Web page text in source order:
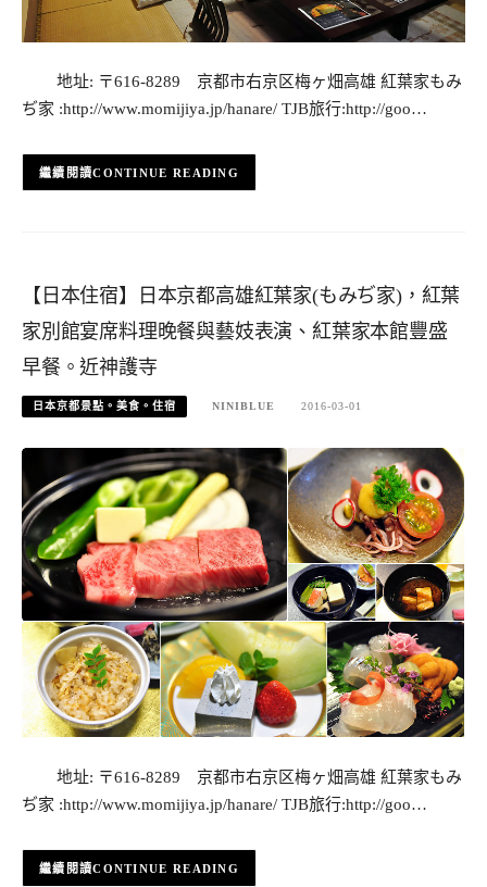
地址: 〒616-8289 京都市右京区梅ヶ畑高雄 紅葉家もみ
ぢ家 :http://www.momijiya.jp/hanare/ TJB旅行:http://goo…
CONTINUE READING
【日本住宿】日本京都高雄紅葉家(もみぢ家)，紅葉
家別館宴席料理晚餐與藝妓表演、紅葉家本館豐盛
早餐。近神護寺
日本京都景點。美食。住宿 NINIBLUE 2016-03-01
地址: 〒616-8289 京都市右京区梅ヶ畑高雄 紅葉家もみ
ぢ家 :http://www.momijiya.jp/hanare/ TJB旅行:http://goo…
CONTINUE READING